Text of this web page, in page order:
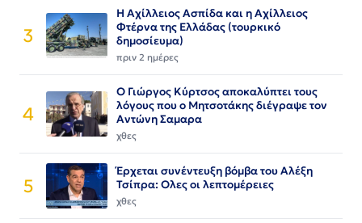
3
Η Αχίλλειος Ασπίδα και η Αχίλλειος
Φτέρνα της Ελλάδας (τουρκικό
δημοσίευμα)
πριν 2 ημέρες
4
Ο Γιώργος Κύρτσος αποκαλύπτει τους
λόγους που ο Μητσοτάκης διέγραψε τον
Αντώνη Σαμαρα
χθες
5
Έρχεται συνέντευξη βόμβα του Αλέξη
Τσίπρα: Ολες οι λεπτομέρειες
χθες